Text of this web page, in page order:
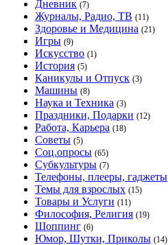
Дневник (7)
Журналы, Радио, ТВ (11)
Здоровье и Медицина (21)
Игры (9)
Искусство (1)
История (5)
Каникулы и Отпуск (3)
Машины (8)
Наука и Техника (3)
Праздники, Подарки (12)
Работа, Карьера (18)
Советы (5)
Соц.опросы (65)
Субкультуры (7)
Телефоны, плееры, гаджеты
Темы для взрослых (15)
Товары и Услуги (11)
Философия, Религия (19)
Шоппинг (6)
Юмор, Шутки, Приколы (14)